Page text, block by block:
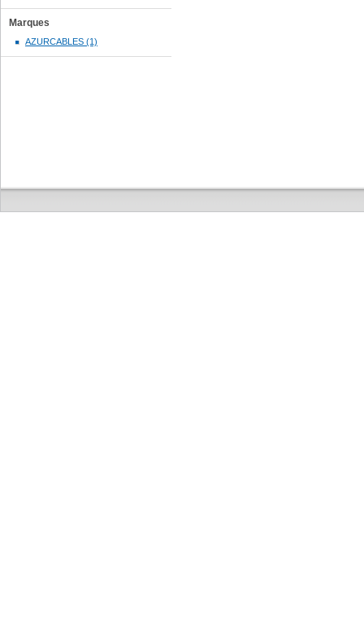
Marques
AZURCABLES (1)